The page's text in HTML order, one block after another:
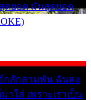
ดยอด มันสุดยอด
กสักสามพัน ฉันคง
าใส่ เพราะเราเป็น